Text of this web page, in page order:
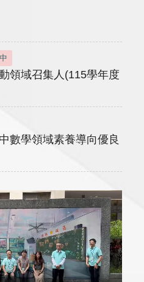
領域召集人(115學年度
數學領域素養導向優良